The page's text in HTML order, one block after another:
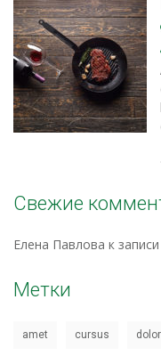
Свежие
Елена Павлова к записи
Метки
amet cursus dolor